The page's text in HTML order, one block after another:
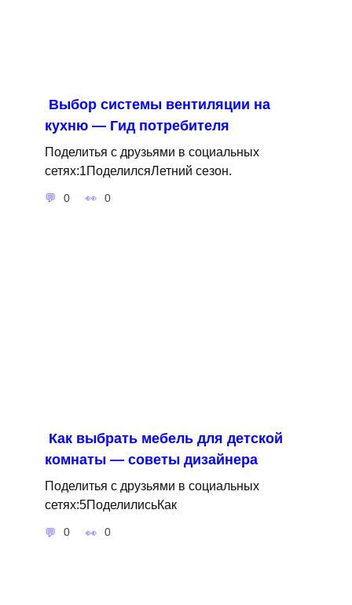
Выбор системы вентиляции на
кухню — Гид потребителя
Поделитья с друзьями в социальных
сетях:1ПоделилсяЛетний сезон.
0 0
Как выбрать мебель для детской
комнаты — советы дизайнера
Поделитья с друзьями в социальных
сетях:5ПоделилисьКак
0 0